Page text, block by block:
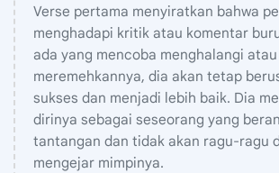
Verse pertama menyiratkan bahwa
menghadapi kritik atau komentar
ada yang mencoba menghalangi atau
meremehkannya, dia akan tetap
sukses dan menjadi lebih baik. Dia
dirinya sebagai seseorang yang
tantangan dan tidak akan ragu-ragu
mengejar mimpinya.